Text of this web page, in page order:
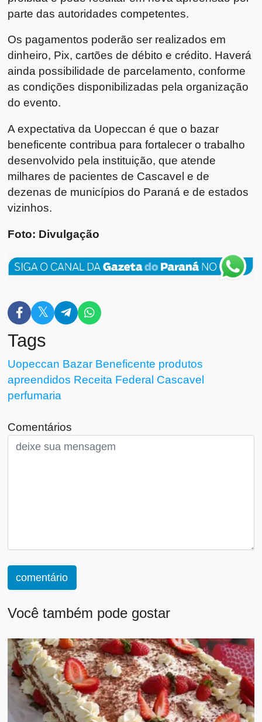
parte das autoridades competentes.
Os pagamentos poderão ser realizados em
dinheiro, Pix, cartões de débito e crédito. Haverá
ainda possibilidade de parcelamento, conforme
as condições disponibilizadas pela organização
do evento.
A expectativa da Uopeccan é que o bazar
beneficente contribua para fortalecer o trabalho
desenvolvido pela instituição, que atende
milhares de pacientes de Cascavel e de
dezenas de municípios do Paraná e de estados
vizinhos.
Foto: Divulgação
Tags
Uopeccan Bazar Beneficente produtos
apreendidos Receita Federal Cascavel
perfumaria
Comentários
comentário
Você também pode gostar